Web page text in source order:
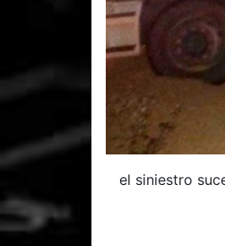
el siniestro